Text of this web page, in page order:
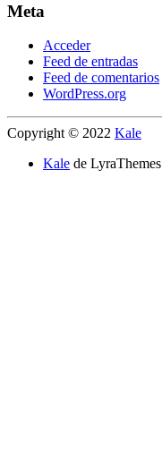
Meta
Acceder
Feed de entradas
Feed de comentarios
WordPress.org
Copyright © 2022 Kale
Kale de